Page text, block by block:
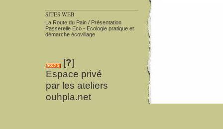
SITES WEB
La Route du Pain / Présentation
Passerelle Eco - Ecologie pratique et
démarche écovillage
[?]
Espace privé
par les ateliers
ouhpla.net